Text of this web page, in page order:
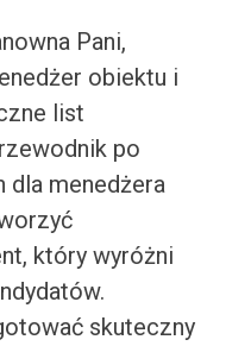
Pani,
obiektu i
list
po
dla menedżera
który wyróżni
skuteczny